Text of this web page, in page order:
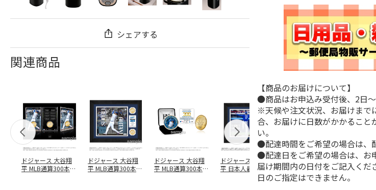
シェアする
関連商品
ドジャース 大谷翔
平 MLB通算300本塁
ドジャース 大谷翔
平 MLB通算300本塁
ドジャース 大谷翔
平 MLB通算300本塁
ドジャース 大谷翔
平 日本人最多53試
合連続出塁記念 ダ
MLB ドジャース 大
谷翔平 2026 NL 3・
4月投手…
ドジャ
平 日本
【商品のお届けについて】
●商品はお申込み受付後、2日～
※天候や注文状況、お届けまで
合、お届けに日数がかかること
い。
●配達時間をご希望の場合は、
●配達日をご希望の場合は、お
届け期間内の日付をご記入く
日のご指定はできません。